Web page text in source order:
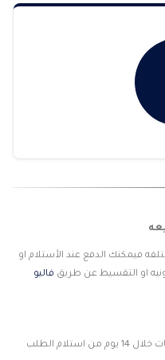
فيمكنك الدفع عند الأستلام او
او التقسيط عن طريق فاليو
الطلب